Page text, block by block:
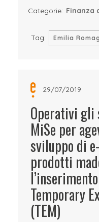
Categorie: Finanza
Tag: Emilia
29/07/2019
Operativi
MiSe per
sviluppo di
prodotti
Temporary
(TEM)